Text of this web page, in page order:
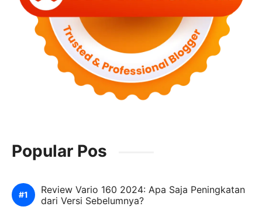
Popular Pos
Review Vario 160 2024: Apa Saja Peningkatan
dari Versi Sebelumnya?